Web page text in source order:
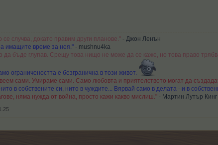
се случва, докато правим други планове." - Джон Ленън
имащите време за нея." - mushnu4ka
да бъде глупав. Срещу това нищо не може да се каже, но това право
ограничеността е безгранична в този живот.
сами. Умираме сами. Само любовта и приятелството могат да
в собствените си, нито в чуждите... Вярвай само в делата - и в
няма нужда от война, просто кажи какво мислиш." - Мартин Лутър Кинг